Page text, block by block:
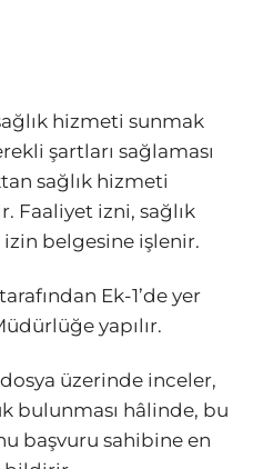
hizmeti sunmak
şartları sağlaması
sağlık hizmeti
Faaliyet izni, sağlık
belgesine işlenir.
Ek-1’de yer
yapılır.
üzerinde inceler,
bulunması hâlinde, bu
başvuru sahibine en